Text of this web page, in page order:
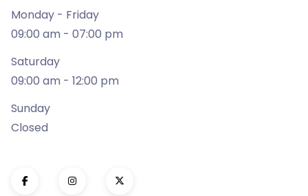
Monday - Friday
09:00 am - 07:00 pm
Saturday
09:00 am - 12:00 pm
Sunday
Closed